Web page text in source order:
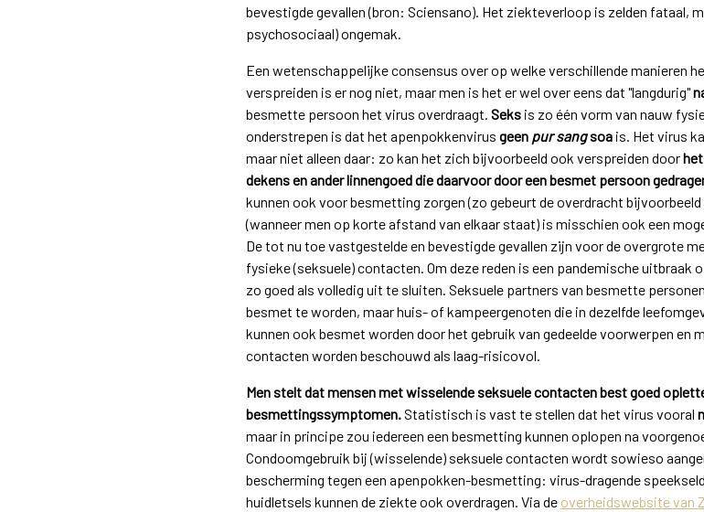
bevestigde gevallen (bron: Sciensano). Het ziekteverloop is zelden fataal,
psychosociaal) ongemak.
Een wetenschappelijke consensus over op welke verschillende manieren
verspreiden is er nog niet, maar men is het er wel over eens dat "langdurig"
besmette persoon het virus overdraagt. Seksis zo één vorm van nauw
onderstrepen is dat het apenpokkenvirus geen pur sangsoais. Het virus
maar niet alleen daar: zo kan het zich bijvoorbeeld ook verspreiden door
dekens en ander linnengoed die daarvoor door een besmet persoon
kunnen ook voor besmetting zorgen (zo gebeurt de overdracht
(wanneer men op korte afstand van elkaar staat) is misschien ook een
De tot nu toe vastgestelde en bevestigde gevallen zijn voor de overgrote
fysieke (seksuele) contacten. Om deze reden is een pandemische uitbraak
zo goed als volledig uit te sluiten. Seksuele partners van besmette
besmet te worden, maar huis- of kampeergenoten die in dezelfde
kunnen ook besmet worden door het gebruik van gedeelde voorwerpen en
contacten worden beschouwd als laag-risicovol.
Men stelt dat mensen met wisselende seksuele contacten best goed
besmettingssymptomen.Statistisch is vast te stellen dat het virus vooral
maar in principe zou iedereen een besmetting kunnen oplopen na
Condoomgebruik bij (wisselende) seksuele contacten wordt sowieso
bescherming tegen een apenpokken-besmetting: virus-dragende
huidletsels kunnen de ziekte ook overdragen. Via de overheidswebsite van